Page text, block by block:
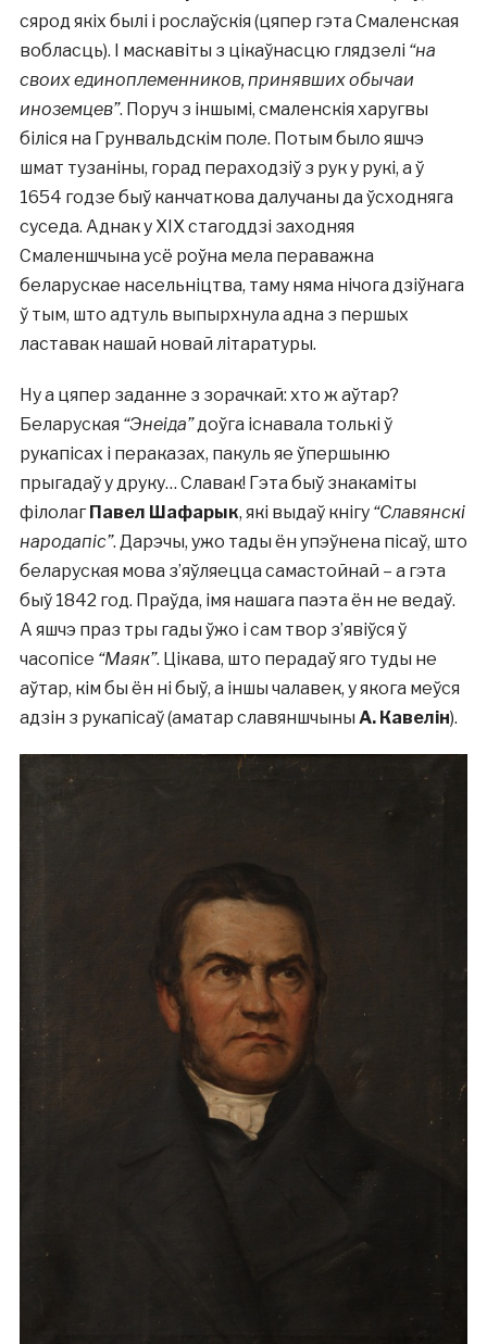
сярод якіх былі і рослаўскія (цяпер гэта Смаленская
вобласць). І маскавіты з цікаўнасцю глядзелі “на
своих единоплеменников, принявших обычаи
иноземцев”. Поруч з іншымі, смаленскія харугвы
біліся на Грунвальдскім поле. Потым было яшчэ
шмат тузаніны, горад пераходзіў з рук у рукі, а ў
1654 годзе быў канчаткова далучаны да ўсходняга
суседа. Аднак у ХІХ стагоддзі заходняя
Смаленшчына усё роўна мела пераважна
беларускае насельніцтва, таму няма нічога дзіўнага
ў тым, што адтуль выпырхнула адна з першых
ластавак нашай новай літаратуры.
Ну а цяпер заданне з зорачкай: хто ж аўтар?
Беларуская “Энеіда”доўга існавала толькі ў
рукапісах і пераказах, пакуль яе ўпершыню
прыгадаў у друку… Славак! Гэта быў знакаміты
філолагПавел Шафарык, які выдаў кнігу “Славянскі
народапіс”. Дарэчы, ужо тады ён упэўнена пісаў, што
беларуская мова з’яўляецца самастойнай – а гэта
быў 1842 год. Праўда, імя нашага паэта ён не ведаў.
А яшчэ праз тры гады ўжо і сам твор з’явіўся ў
часопісе “Маяк”. Цікава, што перадаў яго туды не
аўтар, кім бы ён ні быў, а іншы чалавек, у якога меўся
адзін з рукапісаў (аматар славяншчыны А. Кавелін).